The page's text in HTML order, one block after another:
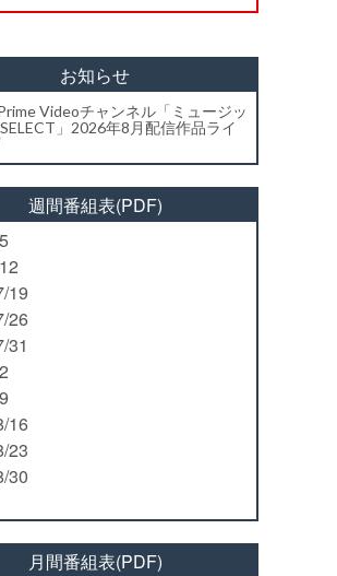
お知らせ
Videoチャンネル「ミュージッ
」2026年8月配信作品ライ
週間番組表(PDF)
19
26
31
16
23
30
月間番組表(PDF)